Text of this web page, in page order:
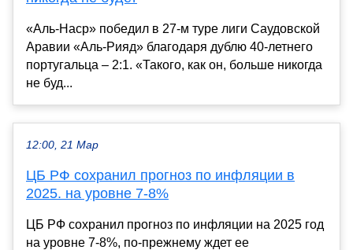
«Аль-Наср» победил в 27-м туре лиги Саудовской
Аравии «Аль-Рияд» благодаря дублю 40-летнего
португальца – 2:1. «Такого, как он, больше никогда
не буд...
12:00, 21 Мар
ЦБ РФ сохранил прогноз по инфляции в
2025. на уровне 7-8%
ЦБ РФ сохранил прогноз по инфляции на 2025 год
на уровне 7-8%, по-прежнему ждет ее